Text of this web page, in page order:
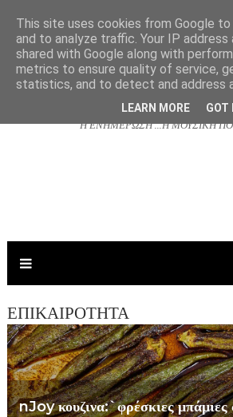
Η ΕΝΗΜΕΡΩΣΗ ...Η ΜΟΥΣΙΚΗ
ΕΠΙΚΑΙΡΟΤΗΤΑ
nJoy κουζινα:`φρέσκιες μπάμιες
This site uses cookies from Google
and to analyze traffic. Your IP address
shared with Google along with
metrics to ensure quality of service,
statistics, and to detect and address
LEARN MORE GOT